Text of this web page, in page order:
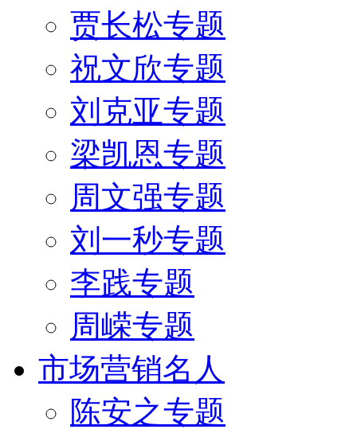
贾长松专题
祝文欣专题
刘克亚专题
梁凯恩专题
周文强专题
刘一秒专题
李践专题
周嵘专题
市场营销名人
陈安之专题